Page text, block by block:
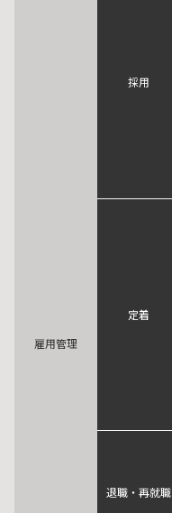
雇用管理
採用
定着
退職・再就職